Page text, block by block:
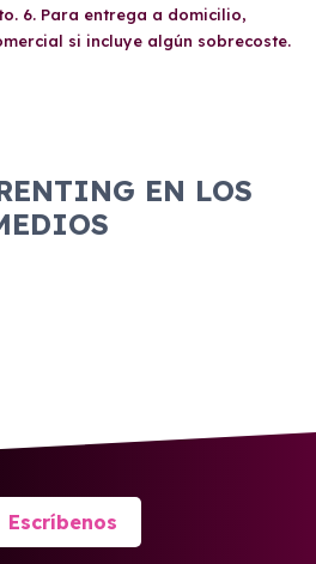
6. Para entrega a domicilio,
si incluye algún sobrecoste.
EN LOS
Escríbenos